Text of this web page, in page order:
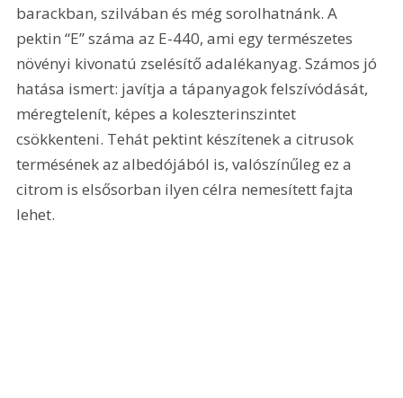
barackban, szilvában és még sorolhatnánk. A
pektin “E” száma az E-440, ami egy természetes
növényi kivonatú zselésítő adalékanyag. Számos jó
hatása ismert: javítja a tápanyagok felszívódását,
méregtelenít, képes a koleszterinszintet
csökkenteni. Tehát pektint készítenek a citrusok
termésének az albedójából is, valószínűleg ez a
citrom is elsősorban ilyen célra nemesített fajta
lehet.